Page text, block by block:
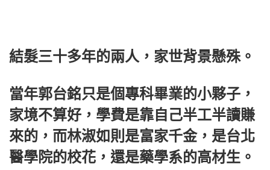
結髮三十多年的兩人，家世背景懸殊。
當年郭台銘只是個專科畢業的小夥子，
家境不算好，學費是靠自己半工半讀賺
來的，而林淑如則是富家千金，是台北
醫學院的校花，還是藥學系的高材生。